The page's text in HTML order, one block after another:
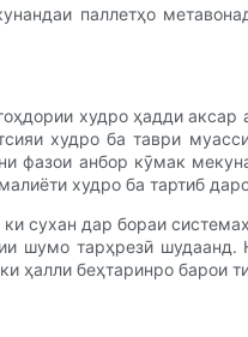
паллетҳо
худро ҳадди
худро ба таври
фазои анбор кӯмак
худро ба тартиб
сухан дар бораи
шумо тарҳрезӣ
ҳалли беҳтаринро барои